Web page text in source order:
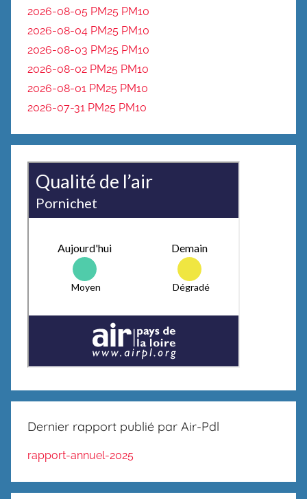
2026-08-05 PM25 PM10
2026-08-04 PM25 PM10
2026-08-03 PM25 PM10
2026-08-02 PM25 PM10
2026-08-01 PM25 PM10
2026-07-31 PM25 PM10
Dernier rapport publié par Air-Pdl
rapport-annuel-2025